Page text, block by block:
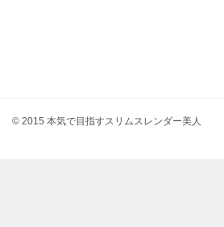
© 2015 本気で目指すスリムスレンダー美人